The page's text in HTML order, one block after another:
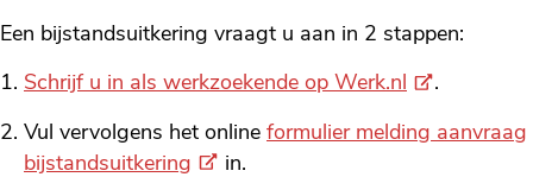
Een bijstandsuitkering vraagt u aan in 2 stappen:
Schrijf u in als werkzoekende op Werk.nl (Externe
.
Vul vervolgens het online formulier melding aanvraag
bijstandsuitkering (Externe
in.